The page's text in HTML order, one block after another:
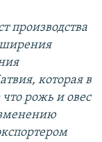
производства
которая в
рожь и овес